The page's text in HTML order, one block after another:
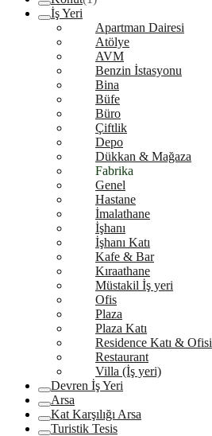
İş Yeri
Apartman Dairesi
Atölye
AVM
Benzin İstasyonu
Bina
Büfe
Büro
Çiftlik
Depo
Dükkan & Mağaza
Fabrika
Genel
Hastane
İmalathane
İşhanı
İşhanı Katı
Kafe & Bar
Kıraathane
Müstakil İş yeri
Ofis
Plaza
Plaza Katı
Residence Katı & Ofisi
Restaurant
Villa (İş yeri)
Devren İş Yeri
Arsa
Kat Karşılığı Arsa
Turistik Tesis